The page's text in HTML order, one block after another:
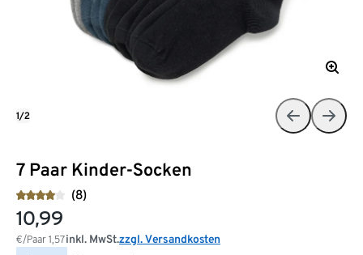
7 Paar Kinder-Socken
(8)
10,99
€/Paar 1,57inkl. MwSt.zzgl. Versandkosten
1/2